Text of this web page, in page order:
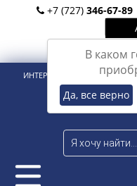
+7 (727) 346-67-89
В каком
Да, все верно
Вход
ИНТЕРНЕТ-МАГАЗИН ДЛЯ